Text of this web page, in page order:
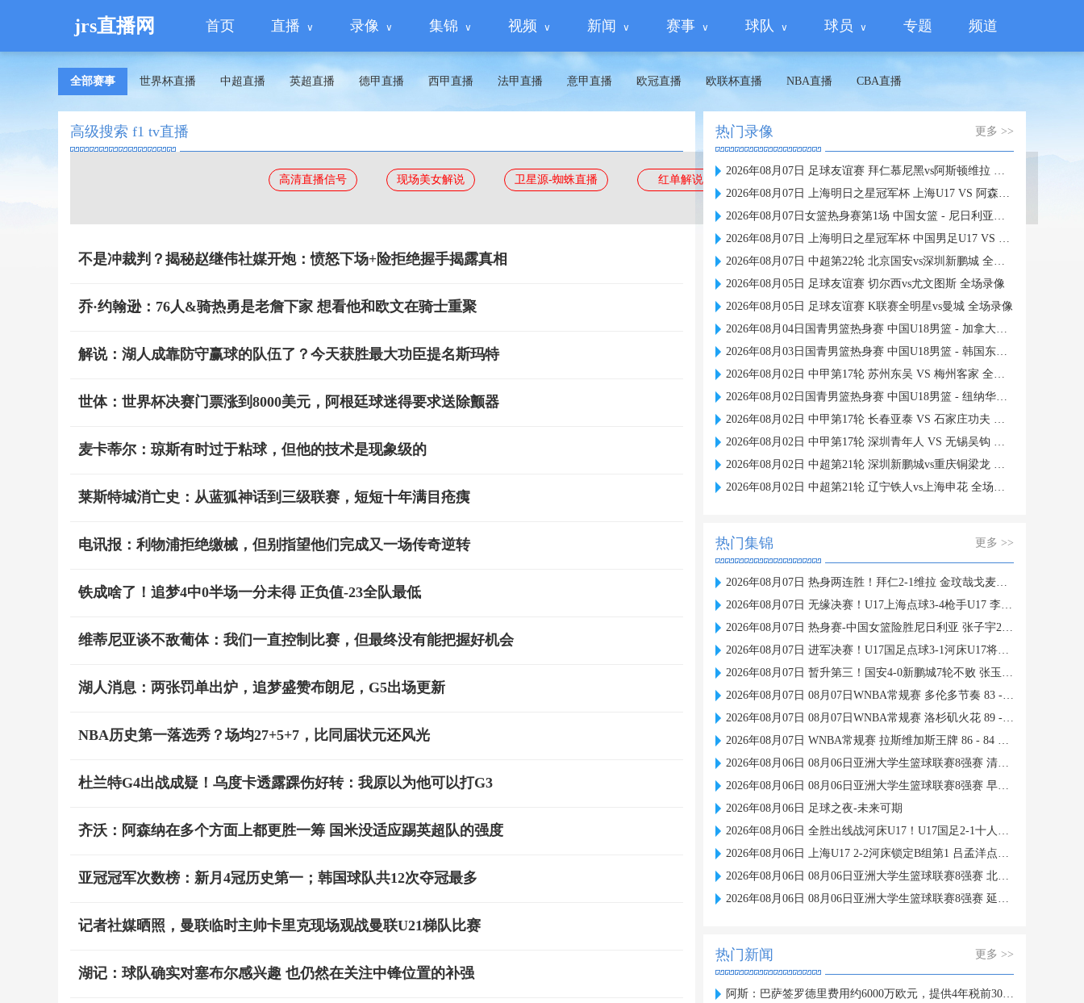
jrs直播网 首页 直播 录像 集锦 视频 新闻 赛事 球队 球员 专题 频道
全部赛事 世界杯直播 中超直播 英超直播 德甲直播 西甲直播 法甲直播 意甲直播 欧冠直播 欧联杯直播 NBA直播 CBA直播
高级搜索 f1 tv直播
高清直播信号 现场美女解说 卫星源-蜘蛛直播 红单解说 蜘蛛直播
不是冲裁判？揭秘赵继伟社媒开炮：愤怒下场+险拒绝握手揭露真相
乔·约翰逊：76人&骑热勇是老詹下家 想看他和欧文在骑士重聚
解说：湖人成靠防守赢球的队伍了？今天获胜最大功臣提名斯玛特
世体：世界杯决赛门票涨到8000美元，阿根廷球迷得要求送除颤器
麦卡蒂尔：琼斯有时过于粘球，但他的技术是现象级的
莱斯特城消亡史：从蓝狐神话到三级联赛，短短十年满目疮痍
电讯报：利物浦拒绝缴械，但别指望他们完成又一场传奇逆转
铁成啥了！追梦4中0半场一分未得 正负值-23全队最低
维蒂尼亚谈不敌葡体：我们一直控制比赛，但最终没有能把握好机会
湖人消息：两张罚单出炉，追梦盛赞布朗尼，G5出场更新
NBA历史第一落选秀？场均27+5+7，比同届状元还风光
杜兰特G4出战成疑！乌度卡透露踝伤好转：我原以为他可以打G3
齐沃：阿森纳在多个方面上都更胜一筹 国米没适应踢英超队的强度
亚冠冠军次数榜：新月4冠历史第一；韩国球队共12次夺冠最多
记者社媒晒照，曼联临时主帅卡里克现场观战曼联U21梯队比赛
湖记：球队确实对塞布尔感兴趣 也仍然在关注中锋位置的补强
热门录像 更多 >>
2026年08月07日 足球友谊赛 拜仁慕尼黑vs阿斯顿维拉 全场录像
2026年08月07日 上海明日之星冠军杯 上海U17 VS 阿森纳U17 全场录像
2026年08月07日女篮热身赛第1场 中国女篮 - 尼日利亚女篮 全场录像
2026年08月07日 上海明日之星冠军杯 中国男足U17 VS 河床U17 全场录像
2026年08月07日 中超第22轮 北京国安vs深圳新鹏城 全场录像
2026年08月05日 足球友谊赛 切尔西vs尤文图斯 全场录像
2026年08月05日 足球友谊赛 K联赛全明星vs曼城 全场录像
2026年08月04日国青男篮热身赛 中国U18男篮 - 加拿大大卫·安篮球学院 全场录像
2026年08月03日国青男篮热身赛 中国U18男篮 - 韩国东国大学 全场录像
2026年08月02日 中甲第17轮 苏州东吴 VS 梅州客家 全场录像
2026年08月02日国青男篮热身赛 中国U18男篮 - 纽纳华丁闪电队 全场录像
2026年08月02日 中甲第17轮 长春亚泰 VS 石家庄功夫 全场录像
2026年08月02日 中甲第17轮 深圳青年人 VS 无锡吴钩 全场录像
2026年08月02日 中超第21轮 深圳新鹏城vs重庆铜梁龙 全场录像
2026年08月02日 中超第21轮 辽宁铁人vs上海申花 全场录像
热门集锦 更多 >>
2026年08月07日 热身两连胜！拜仁2-1维拉 金玟哉戈麦斯破门迪亚斯替补建功
2026年08月07日 无缘决赛！U17上海点球3-4枪手U17 李秋甫、李文博失点王启戎扑点
2026年08月07日 热身赛-中国女篮险胜尼日利亚 张子宇24+11 杨舒予12+6
2026年08月07日 进军决赛！U17国足点球3-1河床U17将战阿森纳 江宇涵替补两扑点
2026年08月07日 暂升第三！国安4-0新鹏城7轮不败 张玉宁传射达万双响法比奥破门
2026年08月07日 08月07日WNBA常规赛 多伦多节奏 83 - 97 波特兰火焰 集锦
2026年08月07日 08月07日WNBA常规赛 洛杉矶火花 89 - 82 明尼苏达山猫 全场集锦
2026年08月07日 WNBA常规赛 拉斯维加斯王牌 86 - 84 印第安纳狂热 全场集锦
2026年08月06日 08月06日亚洲大学生篮球联赛8强赛 清华大学 85 - 81 菲律宾大学 集锦
2026年08月06日 08月06日亚洲大学生篮球联赛8强赛 早稻田大学 78 - 71 高丽大学 集锦
2026年08月06日 足球之夜-未来可期
2026年08月06日 全胜出线战河床U17！U17国足2-1十人药厂U17 赵松源登场1分钟传射
2026年08月06日 上海U17 2-2河床锁定B组第1 吕孟洋点射阿布力米破门 将战A组第2
2026年08月06日 08月06日亚洲大学生篮球联赛8强赛 北京大学 77 - 79 上海交通大学 集锦
2026年08月06日 08月06日亚洲大学生篮球联赛8强赛 延世大学 67 - 72 政治大学 集锦
热门新闻 更多 >>
阿斯：巴萨签罗德里费用约6000万欧元，提供4年税前3000万欧合同